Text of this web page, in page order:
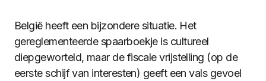
België heeft een bijzondere situatie. Het
gereglementeerde spaarboekje is cultureel
diepgeworteld, maar de fiscale vrijstelling (op de
eerste schijf van interesten) geeft een vals gevoel